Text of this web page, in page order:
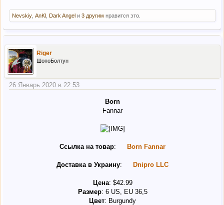
Nevskiy AnKl Dark Angel и 3 другим нравится это.
Riger
ШопоБолтун
26 Январь 2020 в 22:53
Born
Fannar
Ссылка на товар: Born Fannar
Доставка в Украину: Dnipro LLC
Цена: $42.99
Размер: 6 US, EU 36,5
Цвет: Burgundy